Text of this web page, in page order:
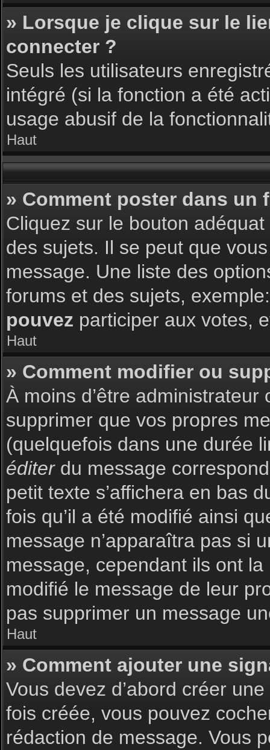
» Lorsque je clique sur le
connecter ?
Seuls les utilisateurs
intégré (si la fonction a été
usage abusif de la
Haut
» Comment poster dans un
Cliquez sur le bouton
des sujets. Il se peut que
message. Une liste des
forums et des sujets,
pouvez participer aux votes,
Haut
» Comment modifier ou
À moins d’être
supprimer que vos propres
(quelquefois dans une durée
éditerdu message
petit texte s’affichera en bas
fois qu’il a été modifié ainsi
message n’apparaîtra pas si
message, cependant ils ont
modifié le message de leur
pas supprimer un message
Haut
» Comment ajouter une
Vous devez d’abord créer
fois créée, vous pouvez
rédaction de message. Vous